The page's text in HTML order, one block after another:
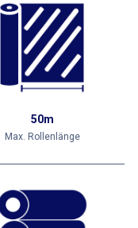
50m
Max. Rollenlänge